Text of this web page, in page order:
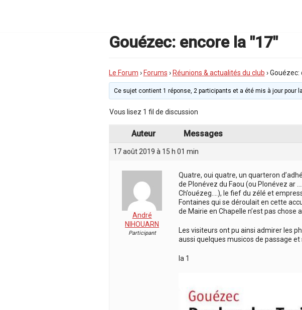
Gouézec: encore la "17"
Le Forum › Forums › Réunions & actualités du club › Gouézec:
Ce sujet contient 1 réponse, 2 participants et a été mis à jour pour
Vous lisez 1 fil de discussion
Auteur Messages
17 août 2019 à 15 h 01 min
André
NIHOUARN
Participant
Quatre, oui quatre, un quarteron
de Plonévez du Faou (ou Plonévez ar
Ch’ouézeg….), le fief du zélé et
Fontaines qui se déroulait en cette
de Mairie en Chapelle n’est pas chose
Les visiteurs ont pu ainsi admirer les
aussi quelques musicos de passage
la 1